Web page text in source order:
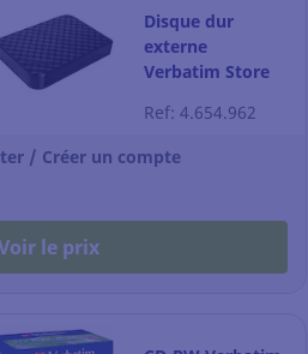
Disque dur
externe
Verbatim Store
- 2 To - 3,5' - noir
Ref: 4.654.962
/ Créer un compte
le prix